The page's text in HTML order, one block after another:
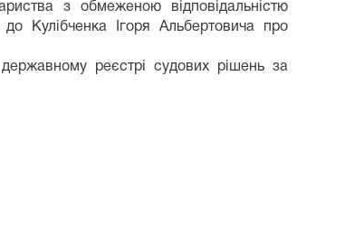
з обмеженою відповідальністю
Кулібченка Ігоря Альбертовича про
реєстрі судових рішень за